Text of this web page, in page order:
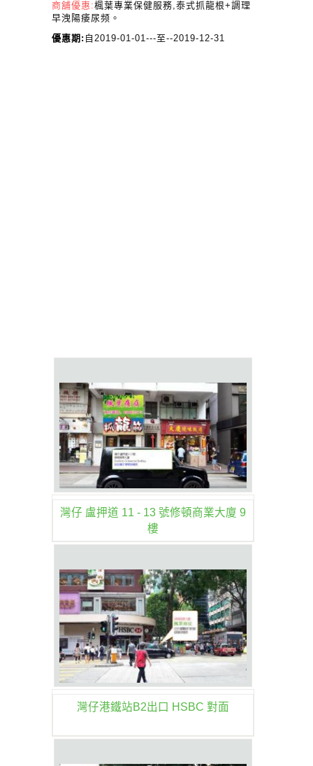
商舖優惠:楓葉專業保健服務,泰式抓龍根+調理
早洩陽痿尿频。
優惠期: 自2019-01-01---至--2019-12-31
灣仔 盧押道 11 - 13 號修頓商業大廈 9
樓
灣仔港鐵站B2出口 HSBC 對面